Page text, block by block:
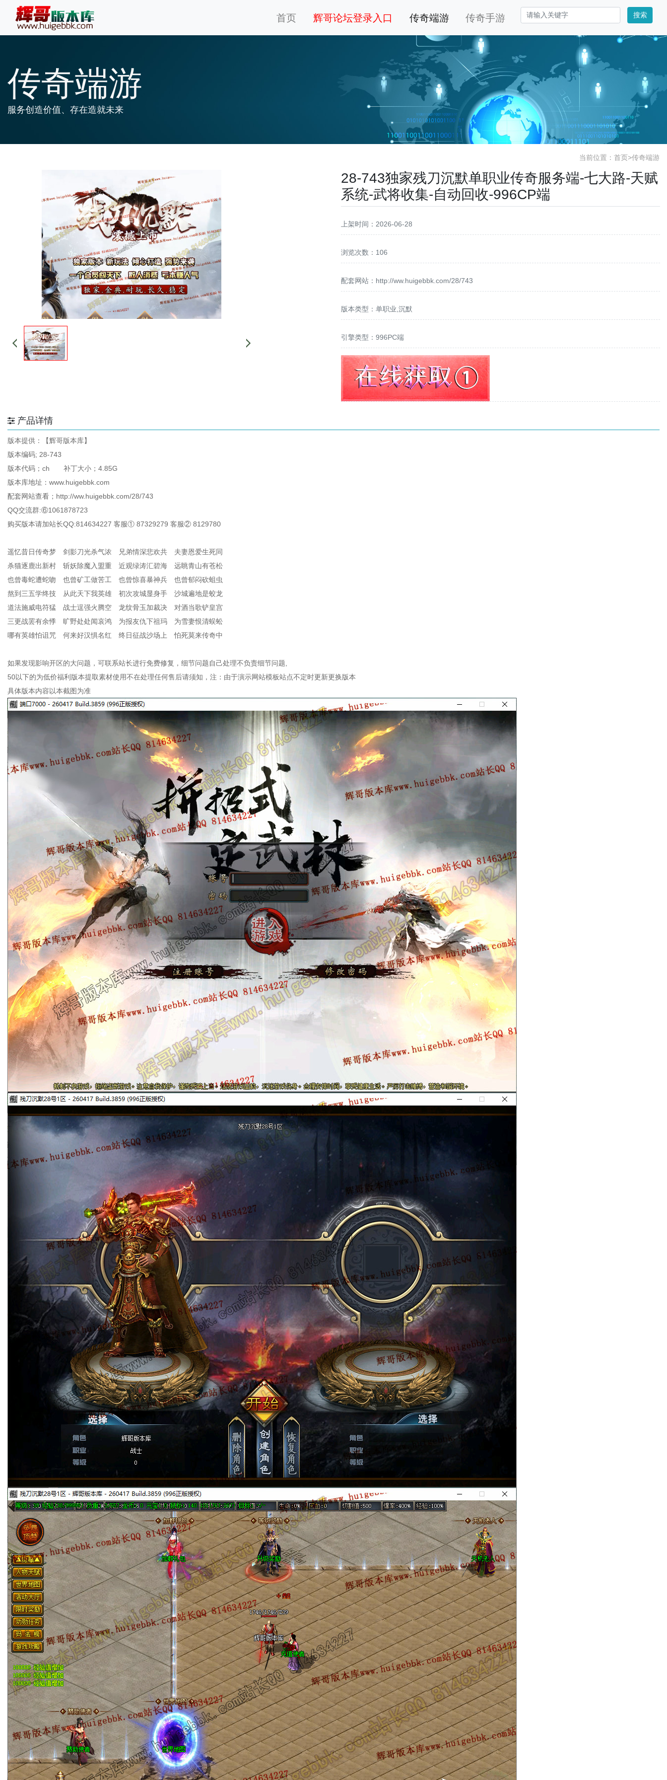
首页 辉哥论坛登录入口 传奇端游 传奇手游 搜索
传奇端游
服务创造价值、存在造就未来
当前位置： 首页>传奇端游
28-743独家残刀沉默单职业传奇服务端-七大路-天赋
系统-武将收集-自动回收-996CP端
上架时间：2026-06-28
浏览次数：106
配套网站： http://ww.huigebbk.com/28/743
版本类型：单职业,沉默
引擎类型：996PC端
产品详情
版本提供：【辉哥版本库】
版本编码; 28-743
版本代码；ch 补丁大小；4.85G
版本库地址：www.huigebbk.com
配套网站查看；http://ww.huigebbk.com/28/743
QQ交流群:⑥1061878723
购买版本请加站长QQ:814634227 客服① 87329279 客服② 8129780
遥忆昔日传奇梦 剑影刀光杀气浓 兄弟情深悲欢共 夫妻恩爱生死同
杀猫逐鹿出新村 斩妖除魔入盟重 近观绿涛汇碧海 远眺青山有苍松
也曾毒蛇遭蛇吻 也曾矿工做苦工 也曾惊喜暴神兵 也曾郁闷砍蛆虫
熬到三五学终技 从此天下我英雄 初次攻城显身手 沙城遍地是蛟龙
道法施威电符猛 战士逞强火腾空 龙纹骨玉加裁决 对酒当歌铲皇宫
三更战罢有余悸 旷野处处闻哀鸿 为报友仇下祖玛 为雪妻恨清蜈蚣
哪有英雄怕诅咒 何来好汉惧名红 终日征战沙场上 怕死莫来传奇中
如果发现影响开区的大问题，可联系站长进行免费修复，细节问题自己处理不负责细节问题,
50以下的为低价福利版本提取素材使用不在处理任何售后请须知，注：由于演示网站模板站点不定时更新更换版本
具体版本内容以本截图为准